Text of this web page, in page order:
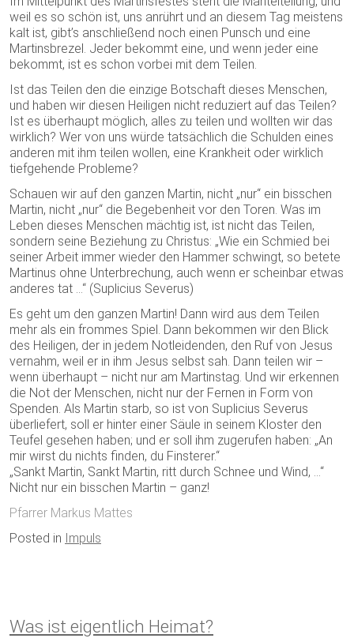
weil es so schön ist, uns anrührt und an diesem Tag meistens
kalt ist, gibt’s anschließend noch einen Punsch und eine
Martinsbrezel. Jeder bekommt eine, und wenn jeder eine
bekommt, ist es schon vorbei mit dem Teilen.
Ist das Teilen den die einzige Botschaft dieses Menschen,
und haben wir diesen Heiligen nicht reduziert auf das Teilen?
Ist es überhaupt möglich, alles zu teilen und wollten wir das
wirklich? Wer von uns würde tatsächlich die Schulden eines
anderen mit ihm teilen wollen, eine Krankheit oder wirklich
tiefgehende Probleme?
Schauen wir auf den ganzen Martin, nicht „nur“ ein bisschen
Martin, nicht „nur“ die Begebenheit vor den Toren. Was im
Leben dieses Menschen mächtig ist, ist nicht das Teilen,
sondern seine Beziehung zu Christus: „Wie ein Schmied bei
seiner Arbeit immer wieder den Hammer schwingt, so betete
Martinus ohne Unterbrechung, auch wenn er scheinbar etwas
anderes tat …“ (Suplicius Severus)
Es geht um den ganzen Martin! Dann wird aus dem Teilen
mehr als ein frommes Spiel. Dann bekommen wir den Blick
des Heiligen, der in jedem Notleidenden, den Ruf von Jesus
vernahm, weil er in ihm Jesus selbst sah. Dann teilen wir –
wenn überhaupt – nicht nur am Martinstag. Und wir erkennen
die Not der Menschen, nicht nur der Fernen in Form von
Spenden. Als Martin starb, so ist von Suplicius Severus
überliefert, soll er hinter einer Säule in seinem Kloster den
Teufel gesehen haben; und er soll ihm zugerufen haben: „An
mir wirst du nichts finden, du Finsterer.“
„Sankt Martin, Sankt Martin, ritt durch Schnee und Wind, …“
Nicht nur ein bisschen Martin – ganz!
Pfarrer Markus Mattes
Posted in Impuls
Was ist eigentlich Heimat?